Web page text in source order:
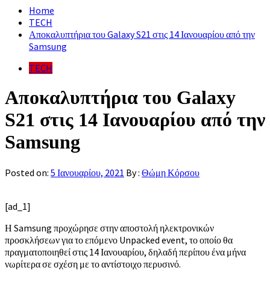
Home
TECH
Αποκαλυπτήρια του Galaxy S21 στις 14 Ιανουαρίου από την
Samsung
TECH
Αποκαλυπτήρια του Galaxy
S21 στις 14 Ιανουαρίου από την
Samsung
Posted on: 5 Ιανουαρίου, 2021 By : Θώμη Κόρσου
[ad_1]
Η Samsung προχώρησε στην αποστολή ηλεκτρονικών
προσκλήσεων για το επόμενο Unpacked event, το οποίο θα
πραγματοποιηθεί στις 14 Ιανουαρίου, δηλαδή περίπου ένα μήνα
νωρίτερα σε σχέση με το αντίστοιχο περυσινό.